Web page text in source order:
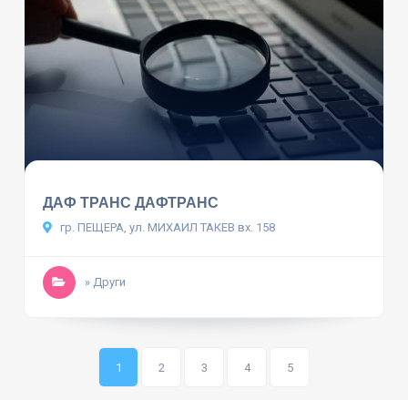
ДАФ ТРАНС ДАФТРАНС
гр. ПЕЩЕРА, ул. МИХАИЛ ТАКЕВ вх. 158
» Други
1 2 3 4 5